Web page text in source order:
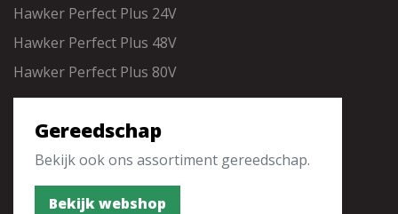
Hawker Perfect Plus 24V
Hawker Perfect Plus 48V
Hawker Perfect Plus 80V
Gereedschap
Bekijk ook ons assortiment gereedschap.
Bekijk webshop